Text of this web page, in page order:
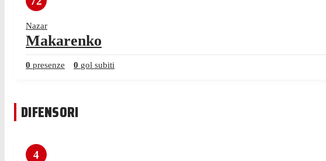
Nazar
Makarenko
0 presenze 0 gol subiti
DIFENSORI
4